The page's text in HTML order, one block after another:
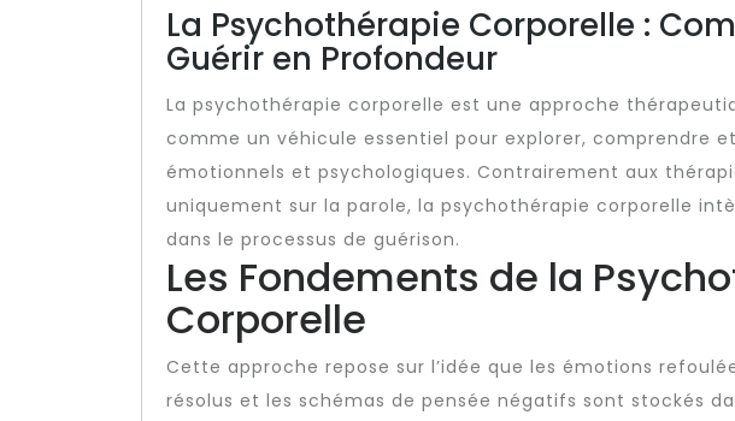
La Psychothérapie Corporelle :
Guérir en Profondeur
La psychothérapie corporelle est une approche
comme un véhicule essentiel pour explorer, comprendre
émotionnels et psychologiques. Contrairement aux
uniquement sur la parole, la psychothérapie corporelle
dans le processus de guérison.
Les Fondements de la
Corporelle
Cette approche repose sur l’idée que les émotions
résolus et les schémas de pensée négatifs sont stockés